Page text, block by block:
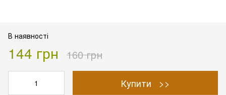
В наявності
144 грн 160 грн
Купити >>